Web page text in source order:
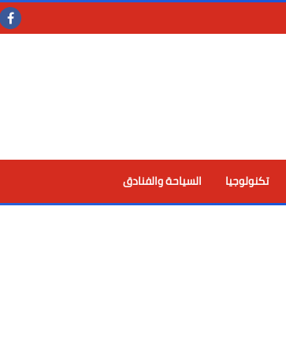
تكنولوجيا السياحة والفنادق